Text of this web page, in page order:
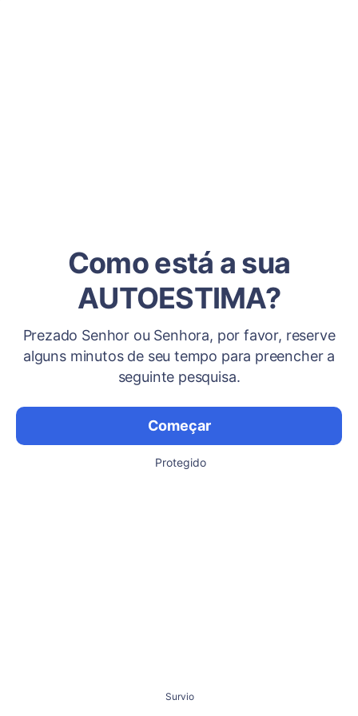
Como está a sua
AUTOESTIMA?
Prezado Senhor ou Senhora, por favor, reserve
alguns minutos de seu tempo para preencher a
seguinte pesquisa.
Começar
Protegido
Survio